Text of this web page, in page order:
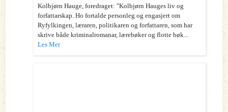
Kolbjørn Hauge, foredraget: "Kolbjørn Hauges liv og
forfattarskap. Ho fortalde personleg og engasjert om
Ryfylkingen, læraren, politikaren og forfattaren, som har
skrive både kriminalromanar, lærebøker og flotte bøk...
Les Mer